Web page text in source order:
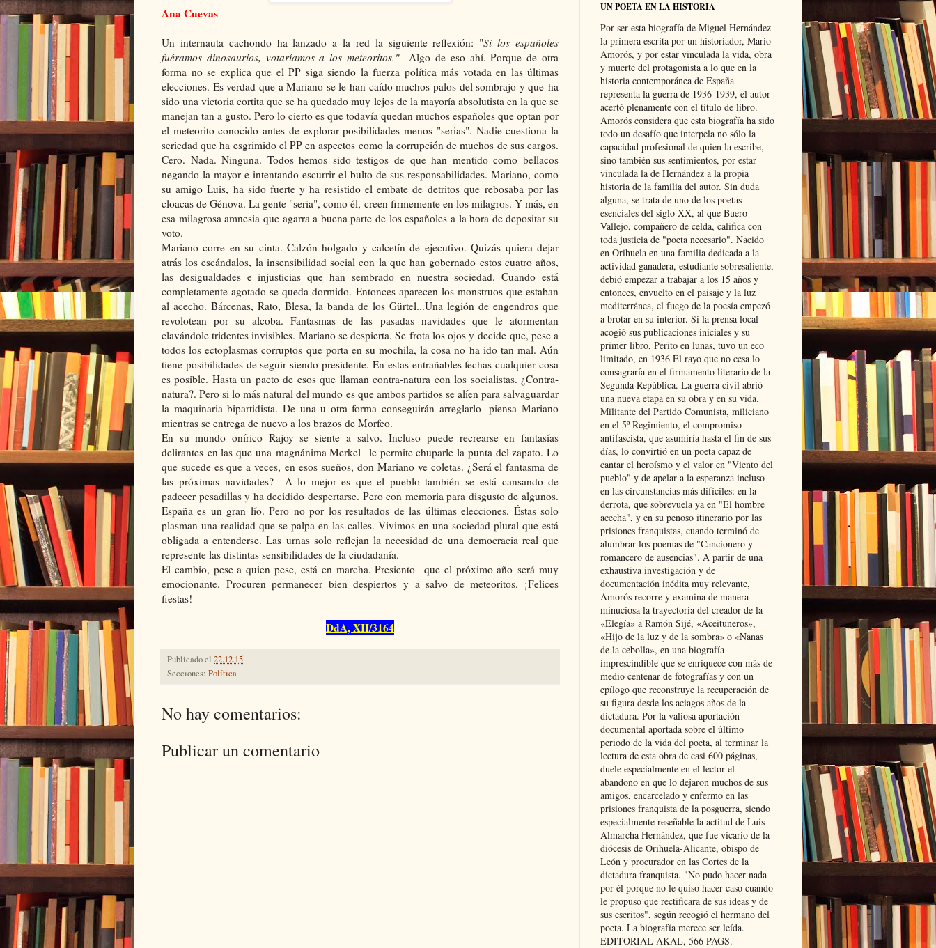
Ana Cuevas
Un internauta cachondo ha lanzado a la red la siguiente reflexión: "Si los españoles
fuéramos dinosaurios, votaríamos a los meteoritos."Algo de eso ahí. Porque de otra
forma no se explica que el PP siga siendo la fuerza política más votada en las últimas
elecciones. Es verdad que a Mariano se le han caído muchos palos del sombrajo y que ha
sido una victoria cortita que se ha quedado muy lejos de la mayoría absolutista en la que se
manejan tan a gusto. Pero lo cierto es que todavía quedan muchos españoles que optan por
el meteorito conocido antes de explorar posibilidades menos "serias". Nadie cuestiona la
seriedad que ha esgrimido el PP en aspectos como la corrupción de muchos de sus cargos.
Cero. Nada. Ninguna. Todos hemos sido testigos de que han mentido como bellacos
negando la mayor e intentando escurrir el bulto de sus responsabilidades. Mariano, como
su amigo Luis, ha sido fuerte y ha resistido el embate de detritos que rebosaba por las
cloacas de Génova. La gente "seria", como él, creen firmemente en los milagros. Y más, en
esa milagrosa amnesia que agarra a buena parte de los españoles a la hora de depositar su
voto.
Mariano corre en su cinta. Calzón holgado y calcetín de ejecutivo. Quizás quiera dejar
atrás los escándalos, la insensibilidad social con la que han gobernado estos cuatro años,
las desigualdades e injusticias que han sembrado en nuestra sociedad. Cuando está
completamente agotado se queda dormido. Entonces aparecen los monstruos que estaban
al acecho. Bárcenas, Rato, Blesa, la banda de los Gürtel...Una legión de engendros que
revolotean por su alcoba. Fantasmas de las pasadas navidades que le atormentan
clavándole tridentes invisibles. Mariano se despierta. Se frota los ojos y decide que, pese a
todos los ectoplasmas corruptos que porta en su mochila, la cosa no ha ido tan mal. Aún
tiene posibilidades de seguir siendo presidente. En estas entrañables fechas cualquier cosa
es posible. Hasta un pacto de esos que llaman contra-natura con los socialistas. ¿Contra-
natura?. Pero si lo más natural del mundo es que ambos partidos se alíen para salvaguardar
la maquinaria bipartidista. De una u otra forma conseguirán arreglarlo- piensa Mariano
mientras se entrega de nuevo a los brazos de Morfeo.
En su mundo onírico Rajoy se siente a salvo. Incluso puede recrearse en fantasías
delirantes en las que una magnánima Merkel le permite chuparle la punta del zapato. Lo
que sucede es que a veces, en esos sueños, don Mariano ve coletas. ¿Será el fantasma de
las próximas navidades? A lo mejor es que el pueblo también se está cansando de
padecer pesadillas y ha decidido despertarse. Pero con memoria para disgusto de algunos.
España es un gran lío. Pero no por los resultados de las últimas elecciones. Éstas solo
plasman una realidad que se palpa en las calles. Vivimos en una sociedad plural que está
obligada a entenderse. Las urnas solo reflejan la necesidad de una democracia real que
represente las distintas sensibilidades de la ciudadanía.
El cambio, pese a quien pese, está en marcha. Presiento que el próximo año será muy
emocionante. Procuren permanecer bien despiertos y a salvo de meteoritos. ¡Felices
fiestas!
DdA, XII/3164
Publicado el 22.12.15
Secciones: Política
No hay comentarios:
Publicar un comentario
UN POETA EN LA HISTORIA
Por ser esta biografía de Miguel Hernández
la primera escrita por un historiador, Mario
Amorós, y por estar vinculada la vida, obra
y muerte del protagonista a lo que en la
historia contemporánea de España
representa la guerra de 1936-1939, el autor
acertó plenamente con el título de libro.
Amorós considera que esta biografía ha sido
todo un desafío que interpela no sólo la
capacidad profesional de quien la escribe,
sino también sus sentimientos, por estar
vinculada la de Hernández a la propia
historia de la familia del autor. Sin duda
alguna, se trata de uno de los poetas
esenciales del siglo XX, al que Buero
Vallejo, compañero de celda, califica con
toda justicia de "poeta necesario". Nacido
en Orihuela en una familia dedicada a la
actividad ganadera, estudiante sobresaliente,
debió empezar a trabajar a los 15 años y
entonces, envuelto en el paisaje y la luz
mediterránea, el fuego de la poesía empezó
a brotar en su interior. Si la prensa local
acogió sus publicaciones iniciales y su
primer libro, Perito en lunas, tuvo un eco
limitado, en 1936 El rayo que no cesa lo
consagraría en el firmamento literario de la
Segunda República. La guerra civil abrió
una nueva etapa en su obra y en su vida.
Militante del Partido Comunista, miliciano
en el 5º Regimiento, el compromiso
antifascista, que asumiría hasta el fin de sus
días, lo convirtió en un poeta capaz de
cantar el heroísmo y el valor en "Viento del
pueblo" y de apelar a la esperanza incluso
en las circunstancias más difíciles: en la
derrota, que sobrevuela ya en "El hombre
acecha", y en su penoso itinerario por las
prisiones franquistas, cuando terminó de
alumbrar los poemas de "Cancionero y
romancero de ausencias". A partir de una
exhaustiva investigación y de
documentación inédita muy relevante,
Amorós recorre y examina de manera
minuciosa la trayectoria del creador de la
«Elegía» a Ramón Sijé, «Aceituneros»,
«Hijo de la luz y de la sombra» o «Nanas
de la cebolla», en una biografía
imprescindible que se enriquece con más de
medio centenar de fotografías y con un
epílogo que reconstruye la recuperación de
su figura desde los aciagos años de la
dictadura. Por la valiosa aportación
documental aportada sobre el último
periodo de la vida del poeta, al terminar la
lectura de esta obra de casi 600 páginas,
duele especialmente en el lector el
abandono en que lo dejaron muchos de sus
amigos, encarcelado y enfermo en las
prisiones franquista de la posguerra, siendo
especialmente reseñable la actitud de Luis
Almarcha Hernández, que fue vicario de la
diócesis de Orihuela-Alicante, obispo de
León y procurador en las Cortes de la
dictadura franquista. "No pudo hacer nada
por él porque no le quiso hacer caso cuando
le propuso que rectificara de sus ideas y de
sus escritos", según recogió el hermano del
poeta. La biografía merece ser leída.
EDITORIAL AKAL, 566 PAGS.